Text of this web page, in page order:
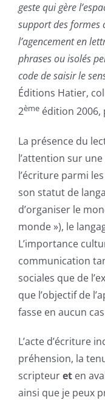
geste qui gère
support des formes
l’agencement en
phrases ou isolés
code de saisir le
Éditions Hatier,
2ème édition 2006,
La présence du
l’attention sur
l’écriture parmi
son statut de
d’organiser le
monde »), le
L’importance
communication
sociales que de
que l’objectif de
fasse en aucun
L’acte d’écriture
préhension, la
scripteuret en
ainsi que je peux